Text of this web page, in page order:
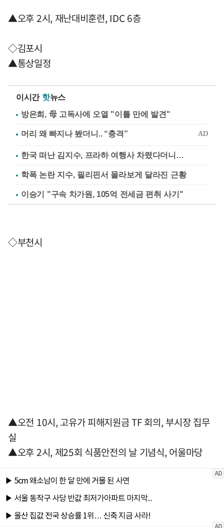
▲오후 2시, 재난대비훈련, IDC 6층
◇김포시
▲통상일정
이시간 핫뉴스
방은희, 母 고독사에 오열 "이틀 만에 발견"
한국 떠난 김지수, 프라하 여행사 차렸다더니…
학폭 논란 지수, 필리핀서 몰라보게 달라진 근황
이승기 "구속 차가원, 105억 전세금 편취 사기"
◇부천시
▲오전 10시, 고유가 피해지원금 TF 회의, 부시장 집무
실
▲오후 2시, 제25회 식품안전의 날 기념식, 어울마당